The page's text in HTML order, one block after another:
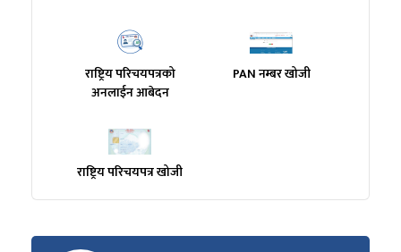
राष्ट्रिय परिचयपत्रको
अनलाईन आबेदन
PAN नम्बर खोजी
राष्ट्रिय परिचयपत्र खोजी